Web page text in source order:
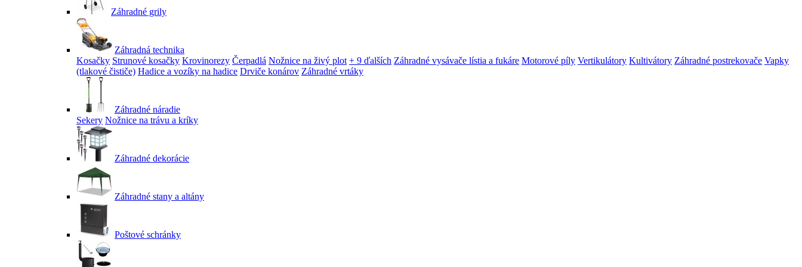
Záhradné grily
Záhradná technika
Kosačky Strunové kosačky Krovinorezy Čerpadlá Nožnice na živý plot + 9 ďalších Záhradné vysávače lístia a fukáre Motorové píly Vertikulátory Kultivátory Záhradné postrekovače Vapky
(tlakové čističe) Hadice a vozíky na hadice Drviče konárov Záhradné vrtáky
Záhradné náradie
Sekery Nožnice na trávu a kríky
Záhradné dekorácie
Záhradné stany a altány
Poštové schránky